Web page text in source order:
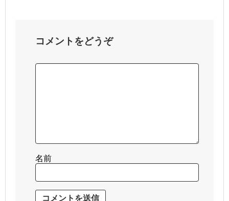
コメントをどうぞ
名前